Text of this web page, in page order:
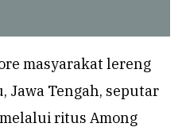
masyarakat lereng
Jawa Tengah, seputar
ritus Among